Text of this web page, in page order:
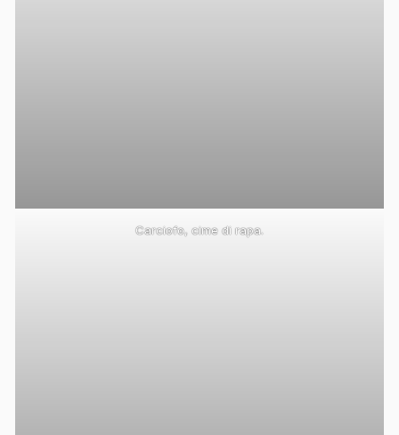
Carciofo, cime di rapa.